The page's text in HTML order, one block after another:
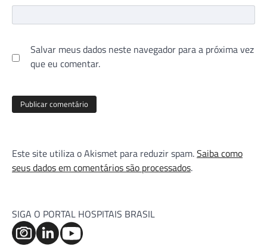
Salvar meus dados neste navegador para a próxima vez
que eu comentar.
Este site utiliza o Akismet para reduzir spam.Saiba como
seus dados em comentários são processados.
SIGA O PORTAL HOSPITAIS BRASIL